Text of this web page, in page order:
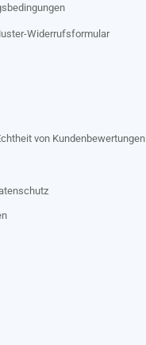
Widerrufsformular
von Kundenbewertungen